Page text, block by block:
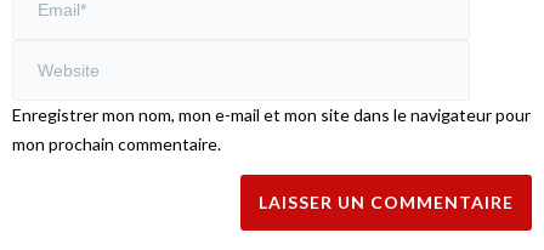
Enregistrer mon nom, mon e-mail et mon site dans le navigateur pour
mon prochain commentaire.